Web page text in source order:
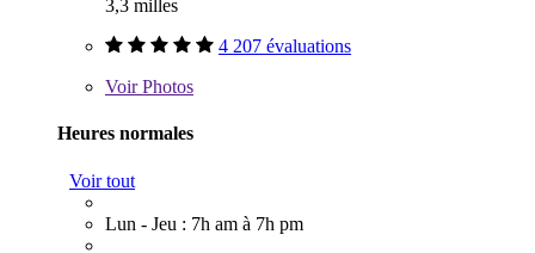
3,3 milles
4 207 évaluations
VoirPhotos
Heures normales
Voir tout
Lun - Jeu : 7h am à 7h pm